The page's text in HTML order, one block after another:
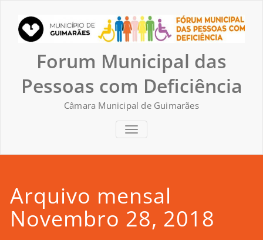
content
Forum Municipal das
Pessoas com Deficiência
Câmara Municipal de Guimarães
TOGGLE NAVIGATION
Arquivo mensal
Novembro 28, 2018